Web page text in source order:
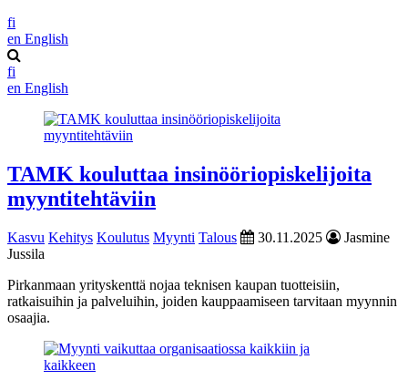
fi
en English
fi
en English
TAMK kouluttaa insinööriopiskelijoita
myyntitehtäviin
Kasvu Kehitys Koulutus Myynti Talous 30.11.2025
Jasmine
Jussila
Pirkanmaan yrityskenttä nojaa teknisen kaupan tuotteisiin,
ratkaisuihin ja palveluihin, joiden kauppaamiseen tarvitaan myynnin
osaajia.